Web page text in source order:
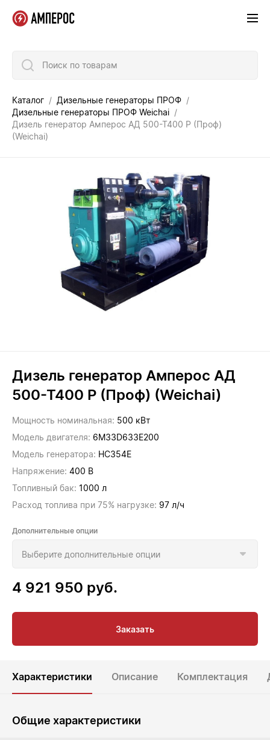
Поиск по товарам
Каталог
Дизельные генераторы ПРОФ
Дизельные генераторы ПРОФ Weichai
Дизель генератор Амперос АД 500-Т400 P (Проф)
(Weichai)
Дизель генератор Амперос АД
500-Т400 P (Проф) (Weichai)
Мощность номинальная: 500 кВт
Модель двигателя: 6M33D633E200
Модель генератора: HC354E
Напряжение: 400 В
Топливный бак: 1000 л
Расход топлива при 75% нагрузке: 97 л/ч
Дополнительные опции
4 921 950 руб.
Заказать
Характеристики Описание Комплектация
Общие характеристики